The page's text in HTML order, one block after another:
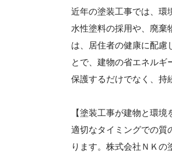
近年の塗装工事では、環
水性塗料の採用や、廃棄
は、居住者の健康に配慮
とで、建物の省エネルギ
保護するだけでなく、持
【塗装工事が建物と環境
適切なタイミングでの質
ります。株式会社ＮＫ